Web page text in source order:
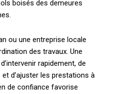
boisés des demeures
ou une entreprise locale
des travaux. Une
rapidement, de
d’ajuster les prestations à
de confiance favorise